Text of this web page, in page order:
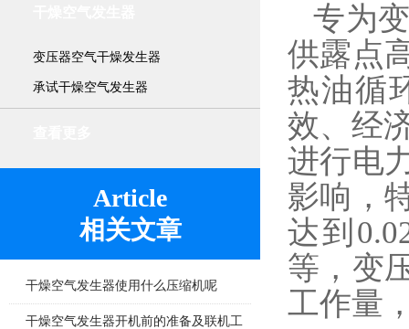
变压器空气干燥发生器
承试干燥空气发生器
Article
相关文章
干燥空气发生器使用什么压缩机呢
干燥空气发生器开机前的准备及联机工
专为
供露点
热油循
效、经
进行电
影响，
达到
等，变
工作量